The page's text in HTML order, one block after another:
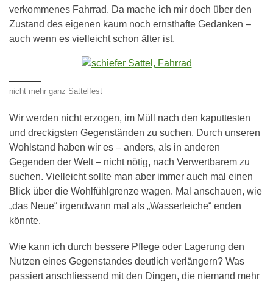
verkommenes Fahrrad. Da mache ich mir doch über den
Zustand des eigenen kaum noch ernsthafte Gedanken –
auch wenn es vielleicht schon älter ist.
nicht mehr ganz Sattelfest
Wir werden nicht erzogen, im Müll nach den kaputtesten
und dreckigsten Gegenständen zu suchen. Durch unseren
Wohlstand haben wir es – anders, als in anderen
Gegenden der Welt – nicht nötig, nach Verwertbarem zu
suchen. Vielleicht sollte man aber immer auch mal einen
Blick über die Wohlfühlgrenze wagen. Mal anschauen, wie
„das Neue“ irgendwann mal als „Wasserleiche“ enden
könnte.
Wie kann ich durch bessere Pflege oder Lagerung den
Nutzen eines Gegenstandes deutlich verlängern? Was
passiert anschliessend mit den Dingen, die niemand mehr